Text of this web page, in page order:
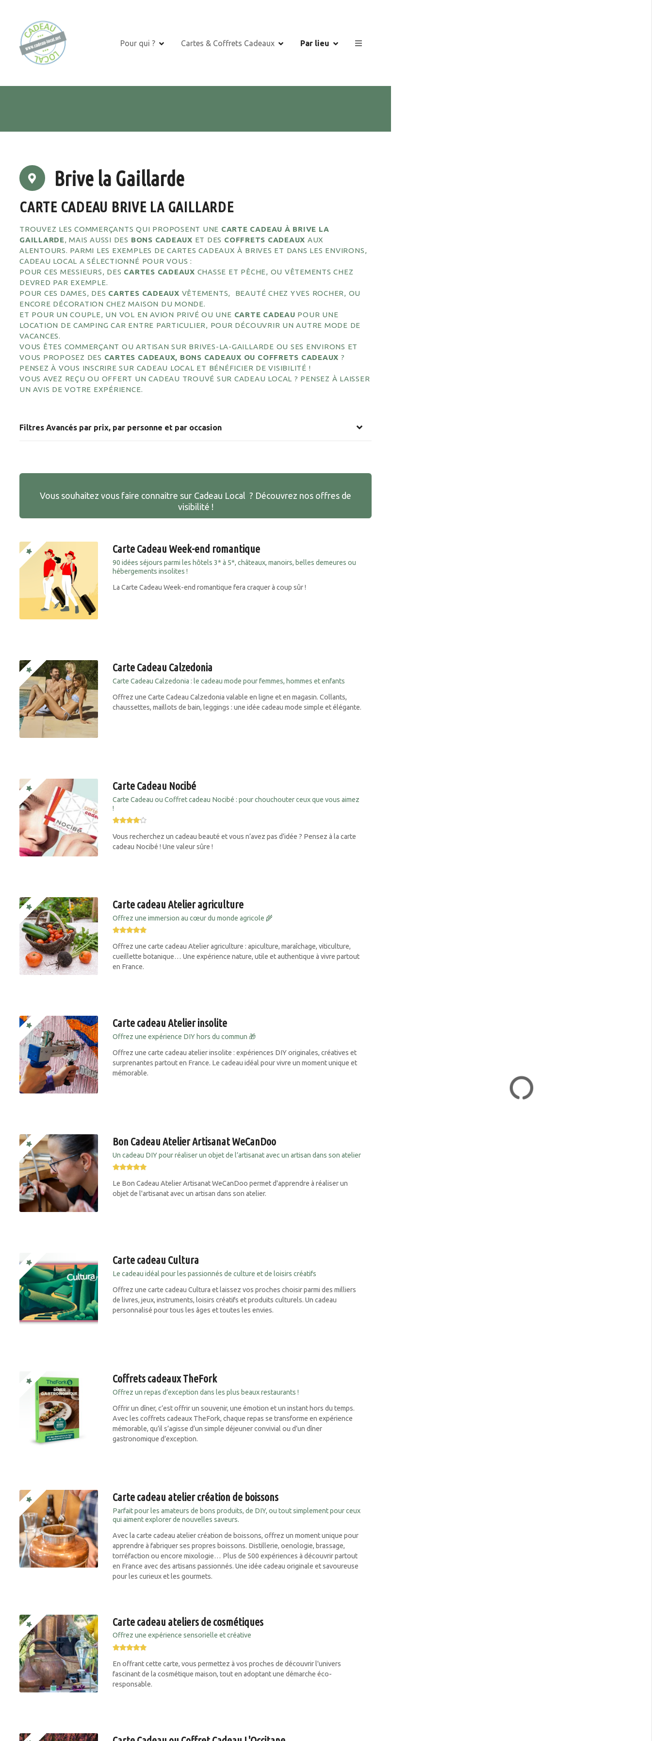
o
n
Pour qui ? Cartes & Coffrets Cadeaux Par lieu
Brive la Gaillarde
CARTE CADEAU BRIVE LA GAILLARDE
TROUVEZ LES COMMERÇANTS QUI PROPOSENT UNE CARTE CADEAU À BRIVE LA
GAILLARDE, MAIS AUSSI DES BONS CADEAUX ET DES COFFRETS CADEAUX AUX
ALENTOURS. PARMI LES EXEMPLES DE CARTES CADEAUX À BRIVES ET DANS LES ENVIRONS,
CADEAU LOCAL A SÉLECTIONNÉ POUR VOUS :
POUR CES MESSIEURS, DES CARTES CADEAUX CHASSE ET PÊCHE, OU VÊTEMENTS CHEZ
DEVRED PAR EXEMPLE.
POUR CES DAMES, DES CARTES CADEAUX VÊTEMENTS, BEAUTÉ CHEZ YVES ROCHER, OU
ENCORE DÉCORATION CHEZ MAISON DU MONDE.
ET POUR UN COUPLE, UN VOL EN AVION PRIVÉ OU UNE CARTE CADEAU POUR UNE
LOCATION DE CAMPING CAR ENTRE PARTICULIER, POUR DÉCOUVRIR UN AUTRE MODE DE
VACANCES.
VOUS ÊTES COMMERÇANT OU ARTISAN SUR BRIVES-LA-GAILLARDE OU SES ENVIRONS ET
VOUS PROPOSEZ DES CARTES CADEAUX, BONS CADEAUX OU COFFRETS CADEAUX ?
PENSEZ À VOUS INSCRIRE SUR CADEAU LOCAL ET BÉNÉFICIER DE VISIBILITÉ !
VOUS AVEZ REÇU OU OFFERT UN CADEAU TROUVÉ SUR CADEAU LOCAL ? PENSEZ À LAISSER
UN AVIS DE VOTRE EXPÉRIENCE.
Filtres Avancés par prix, par personne et par occasion
Vous souhaitez vous faire connaitre sur Cadeau Local ? Découvrez nos offres de
visibilité !
Carte Cadeau Week-end romantique
90 idées séjours parmi les hôtels 3* à 5*, châteaux, manoirs, belles demeures ou
hébergements insolites !
La Carte Cadeau Week-end romantique fera craquer à coup sûr !
Carte Cadeau Calzedonia
Carte Cadeau Calzedonia : le cadeau mode pour femmes, hommes et enfants
Offrez une Carte Cadeau Calzedonia valable en ligne et en magasin. Collants,
chaussettes, maillots de bain, leggings : une idée cadeau mode simple et élégante.
Carte Cadeau Nocibé
Carte Cadeau ou Coffret cadeau Nocibé : pour chouchouter ceux que vous aimez
!
Vous recherchez un cadeau beauté et vous n’avez pas d’idée ? Pensez à la carte
cadeau Nocibé ! Une valeur sûre !
Carte cadeau Atelier agriculture
Offrez une immersion au cœur du monde agricole 🌾
Offrez une carte cadeau Atelier agriculture : apiculture, maraîchage, viticulture,
cueillette botanique… Une expérience nature, utile et authentique à vivre partout
en France.
Carte cadeau Atelier insolite
Offrez une expérience DIY hors du commun 🎁
Offrez une carte cadeau atelier insolite : expériences DIY originales, créatives et
surprenantes partout en France. Le cadeau idéal pour vivre un moment unique et
mémorable.
Bon Cadeau Atelier Artisanat WeCanDoo
Un cadeau DIY pour réaliser un objet de l’artisanat avec un artisan dans son atelier
Le Bon Cadeau Atelier Artisanat WeCanDoo permet d'apprendre à réaliser un
objet de l'artisanat avec un artisan dans son atelier.
Carte cadeau Cultura
Le cadeau idéal pour les passionnés de culture et de loisirs créatifs
Offrez une carte cadeau Cultura et laissez vos proches choisir parmi des milliers
de livres, jeux, instruments, loisirs créatifs et produits culturels. Un cadeau
personnalisé pour tous les âges et toutes les envies.
Coffrets cadeaux TheFork
Offrez un repas d’exception dans les plus beaux restaurants !
Offrir un dîner, c’est offrir un souvenir, une émotion et un instant hors du temps.
Avec les coffrets cadeaux TheFork, chaque repas se transforme en expérience
mémorable, qu’il s’agisse d’un simple déjeuner convivial ou d’un dîner
gastronomique d’exception.
Carte cadeau atelier création de boissons
Parfait pour les amateurs de bons produits, de DIY, ou tout simplement pour ceux
qui aiment explorer de nouvelles saveurs.
Avec la carte cadeau atelier création de boissons, offrez un moment unique pour
apprendre à fabriquer ses propres boissons. Distillerie, oenologie, brassage,
torréfaction ou encore mixologie… Plus de 500 expériences à découvrir partout
en France avec des artisans passionnés. Une idée cadeau originale et savoureuse
pour les curieux et les gourmets.
Carte cadeau ateliers de cosmétiques
Offrez une expérience sensorielle et créative
En offrant cette carte, vous permettez à vos proches de découvrir l'univers
fascinant de la cosmétique maison, tout en adoptant une démarche éco-
responsable.